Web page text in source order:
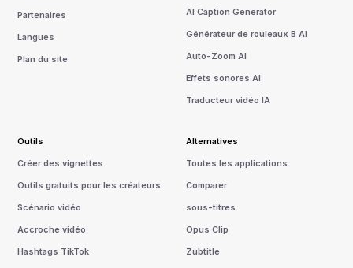
Partenaires
Langues
Plan du site
AI Caption Generator
Générateur de rouleaux B AI
Auto-Zoom AI
Effets sonores AI
Traducteur vidéo IA
Outils
Créer des vignettes
Outils gratuits pour les créateurs
Scénario vidéo
Accroche vidéo
Hashtags TikTok
Alternatives
Toutes les applications
Comparer
sous-titres
Opus Clip
Zubtitle